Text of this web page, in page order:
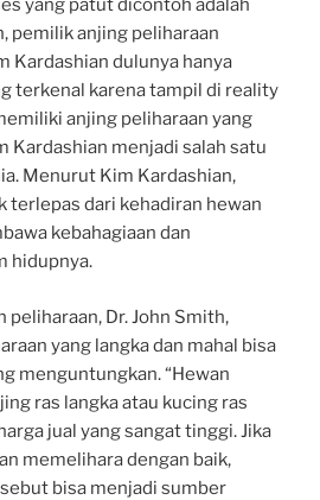
yang patut dicontoh adalah
pemilik anjing peliharaan
Kardashian dulunya hanya
terkenal karena tampil di reality
anjing peliharaan yang
Kardashian menjadi salah satu
Menurut Kim Kardashian,
terlepas dari kehadiran hewan
kebahagiaan dan
hidupnya.
Dr. John Smith,
yang langka dan mahal bisa
menguntungkan. “Hewan
ras langka atau kucing ras
jual yang sangat tinggi. Jika
memelihara dengan baik,
bisa menjadi sumber